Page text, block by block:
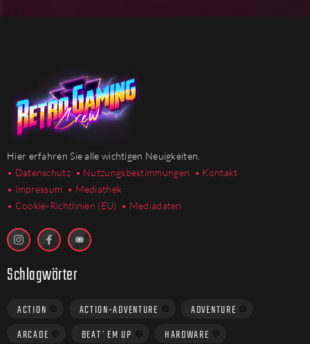
Hier erfahren Sie alle wichtigen Neuigkeiten.
• Datenschutz • Nutzungsbestimmungen • Kontakt
• Impressum • Mediathek
• Cookie-Richtlinien (EU) • Mediadaten
Schlagwörter
ACTION ACTION-ADVENTURE
ADVENTURE
ARCADE
BEAT´EM UP HARDWARE